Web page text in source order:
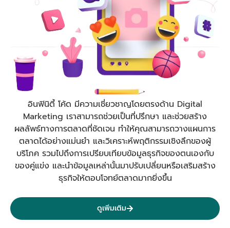
อินฟินิตี้ โค้ด มีความเชี่ยวชาญโดยตรงด้าน Digital
Marketing เราสามารถช่วยเป็นที่ปรึกษา และช่วยสร้าง
ผลลัพธ์ทางการตลาดที่ชัดเจน ทำให้คุณสามารถวางแผนการ
ตลาดได้อย่างแม่นยำ และวิเคราะห์พฤติกรรมเชิงลึกของผู้
บริโภค รวมไปถึงการเปรียบเทียบข้อมูลธุรกิจของตนเองกับ
ของคู่แข่ง และนำข้อมูลเหล่านั้นมาปรับเปลี่ยนหรือเสริมสร้าง
ธุรกิจให้ตอบโจทย์ตลาดมากยิ่งขึ้น
ดูเพิ่มเติม